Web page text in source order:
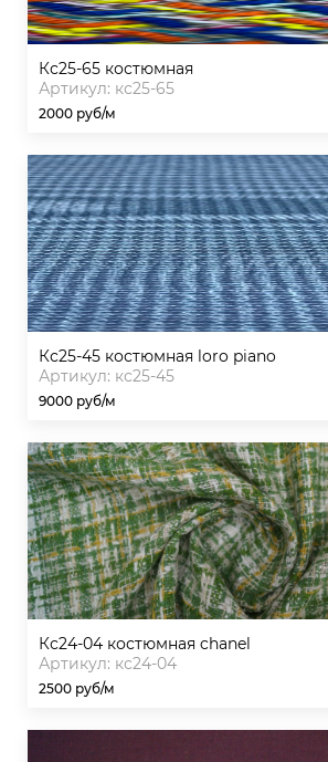
кс25-65 костюмная
Артикул: кс25-65
2000 руб/м
кс25-45 костюмная loro piano
Артикул: кс25-45
9000 руб/м
кс24-04 костюмная chanel
Артикул: кс24-04
2500 руб/м